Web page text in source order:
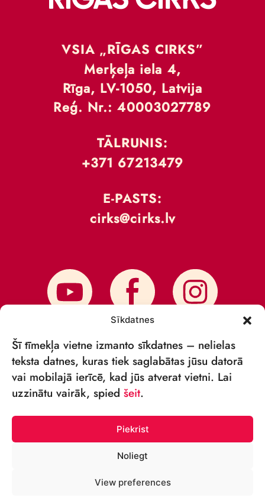
Sīkdatnes
Šī tīmekļa vietne izmanto sīkdatnes – nelielas
teksta datnes, kuras tiek saglabātas jūsu datorā
vai mobilajā ierīcē, kad jūs atverat vietni. Lai
uzzinātu vairāk, spied šeit.
Piekrist
Noliegt
View preferences
VSIA „RĪGAS CIRKS”
Merķeļa iela 4,
Rīga, LV-1050, Latvija
Reģ. Nr.: 40003027789
TĀLRUNIS:
+371 67213479
E-PASTS:
cirks@cirks.lv
PIESAKIES JAUNUMIEM
© VSIA „RĪGAS CIRKS” 2018—2026